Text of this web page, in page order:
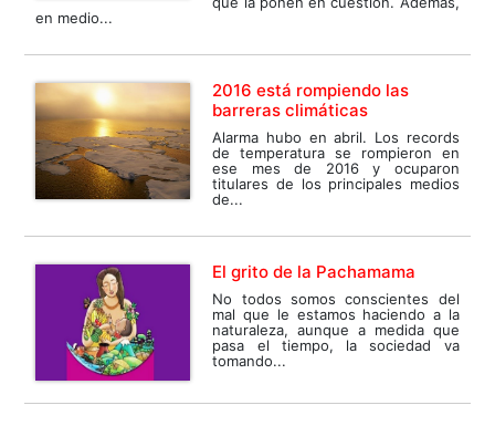
en medio...
2016 está rompiendo las
barreras climáticas
Alarma hubo en abril. Los records
de temperatura se rompieron en
ese mes de 2016 y ocuparon
titulares de los principales medios
de...
El grito de la Pachamama
No todos somos conscientes del
mal que le estamos haciendo a la
naturaleza, aunque a medida que
pasa el tiempo, la sociedad va
tomando...